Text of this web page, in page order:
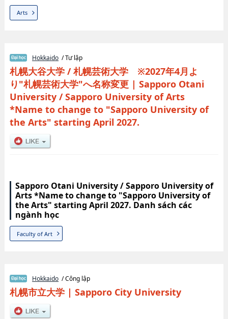
Arts
Hokkaido / Tư lập
札幌大谷大学 / 札幌芸術大学 ※2027年4月よ
り"札幌芸術大学"へ名称変更| Sapporo Otani
University / Sapporo University of Arts
*Name to change to "Sapporo University of
the Arts" starting April 2027.
Sapporo Otani University / Sapporo University of
Arts *Name to change to "Sapporo University of
the Arts" starting April 2027. Danh sách các
ngành học
Faculty of Art
Hokkaido / Công lập
札幌市立大学| Sapporo City University